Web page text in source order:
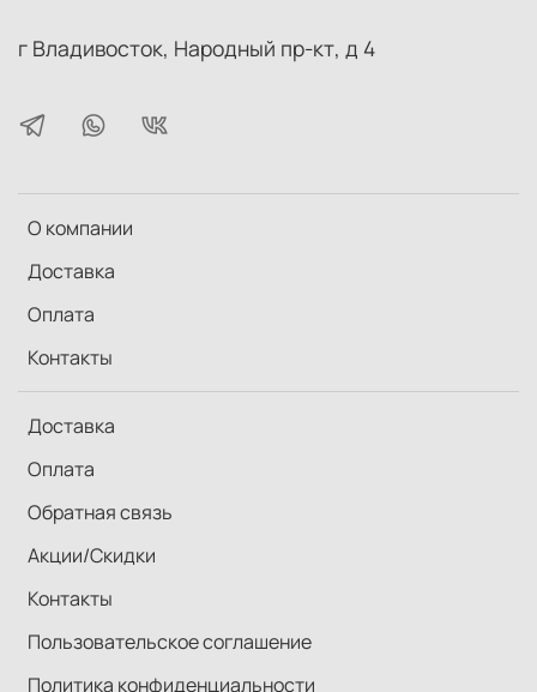
О компании
Доставка
Оплата
Контакты
Доставка
Оплата
Обратная связь
Акции/Скидки
Контакты
Пользовательское соглашение
Политика конфиденциальности
г Владивосток, Народный пр-кт, д 4